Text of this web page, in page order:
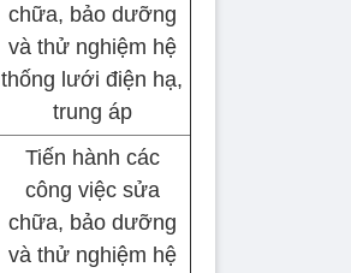
chữa, bảo dưỡng
và thử nghiệm hệ
thống lưới điện hạ,
trung áp
Tiến hành các
công việc sửa
chữa, bảo dưỡng
và thử nghiệm hệ